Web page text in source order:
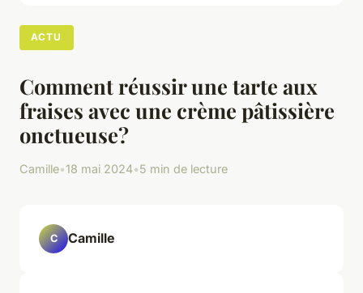
ACTU
Comment réussir une tarte aux
fraises avec une crème pâtissière
onctueuse?
Camille•18 mai 2024•5 min de lecture
C Camille